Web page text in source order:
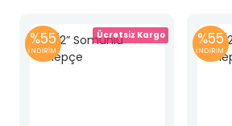
%55
İNDİRİM
Ücretsiz Kargo %55
İNDİRİM